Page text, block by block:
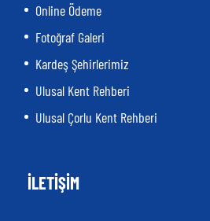
Online Ödeme
Fotoğraf Galeri
Kardeş Şehirlerimiz
Ulusal Kent Rehberi
Ulusal Çorlu Kent Rehberi
İLETİŞİM